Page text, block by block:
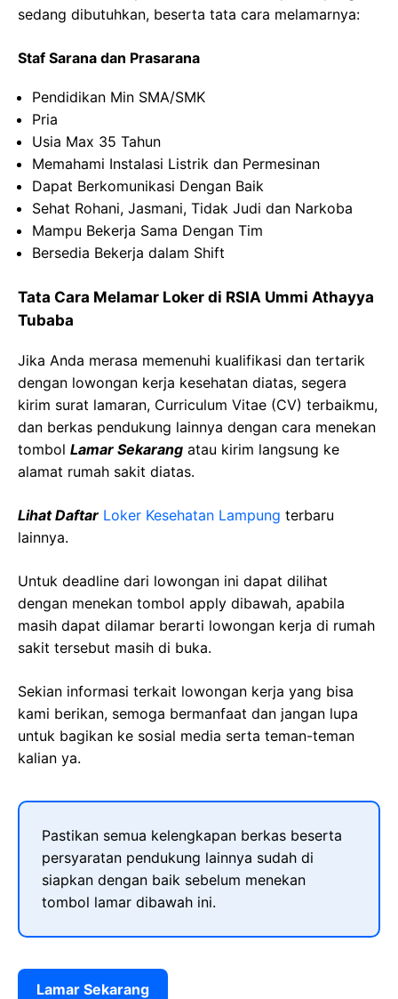
sedang dibutuhkan, beserta tata cara melamarnya:
Staf Sarana dan Prasarana
Pendidikan Min SMA/SMK
Pria
Usia Max 35 Tahun
Memahami Instalasi Listrik dan Permesinan
Dapat Berkomunikasi Dengan Baik
Sehat Rohani, Jasmani, Tidak Judi dan Narkoba
Mampu Bekerja Sama Dengan Tim
Bersedia Bekerja dalam Shift
Tata Cara Melamar Loker di RSIA Ummi Athayya
Tubaba
Jika Anda merasa memenuhi kualifikasi dan tertarik
dengan lowongan kerja kesehatan diatas, segera
kirim surat lamaran, Curriculum Vitae (CV) terbaikmu,
dan berkas pendukung lainnya dengan cara menekan
tombol Lamar Sekarang atau kirim langsung ke
alamat rumah sakit diatas.
Lihat Daftar Loker Kesehatan Lampung terbaru
lainnya.
Untuk deadline dari lowongan ini dapat dilihat
dengan menekan tombol apply dibawah, apabila
masih dapat dilamar berarti lowongan kerja di rumah
sakit tersebut masih di buka.
Sekian informasi terkait lowongan kerja yang bisa
kami berikan, semoga bermanfaat dan jangan lupa
untuk bagikan ke sosial media serta teman-teman
kalian ya.
Pastikan semua kelengkapan berkas beserta
persyaratan pendukung lainnya sudah di
siapkan dengan baik sebelum menekan
tombol lamar dibawah ini.
Lamar Sekarang